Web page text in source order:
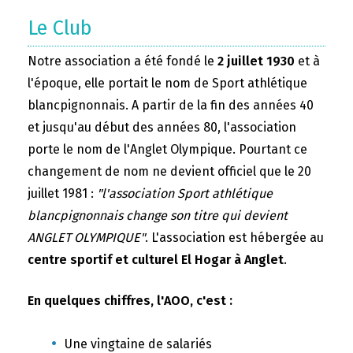
Le Club
Notre association a été fondé le 2 juillet 1930 et à
l'époque, elle portait le nom de Sport athlétique
blancpignonnais. A partir de la fin des années 40
et jusqu'au début des années 80, l'association
porte le nom de l'Anglet Olympique. Pourtant ce
changement de nom ne devient officiel que le 20
juillet 1981 : "l'association Sport athlétique
blancpignonnais change son titre qui devient
ANGLET OLYMPIQUE". L'association est hébergée au
centre sportif et culturel El Hogar à Anglet.
En quelques chiffres, l'AOO, c'est :
Une vingtaine de salariés